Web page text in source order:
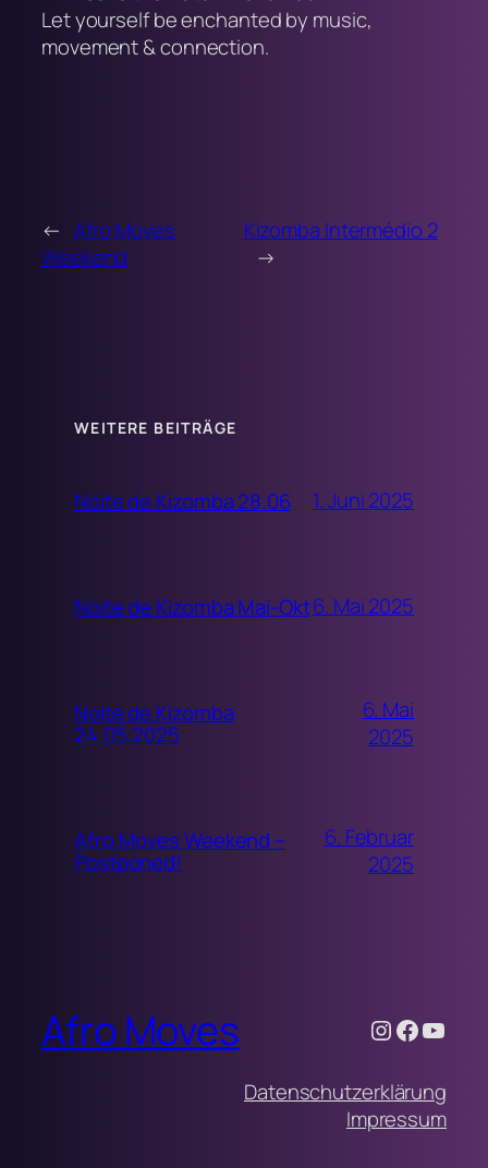
Let yourself be enchanted by music,
movement & connection.
← Afro Moves
Weekend
Kizomba Intermédio 2
→
WEITERE BEITRÄGE
Noite de Kizomba 28.06 1. Juni 2025
Noite de Kizomba Mai-Okt6. Mai 2025
Noite de Kizomba
24.05.2025
6. Mai
2025
Afro Moves Weekend –
Postponed!
6. Februar
2025
Afro Moves Instagram
Datenschutzerklärung
Impressum